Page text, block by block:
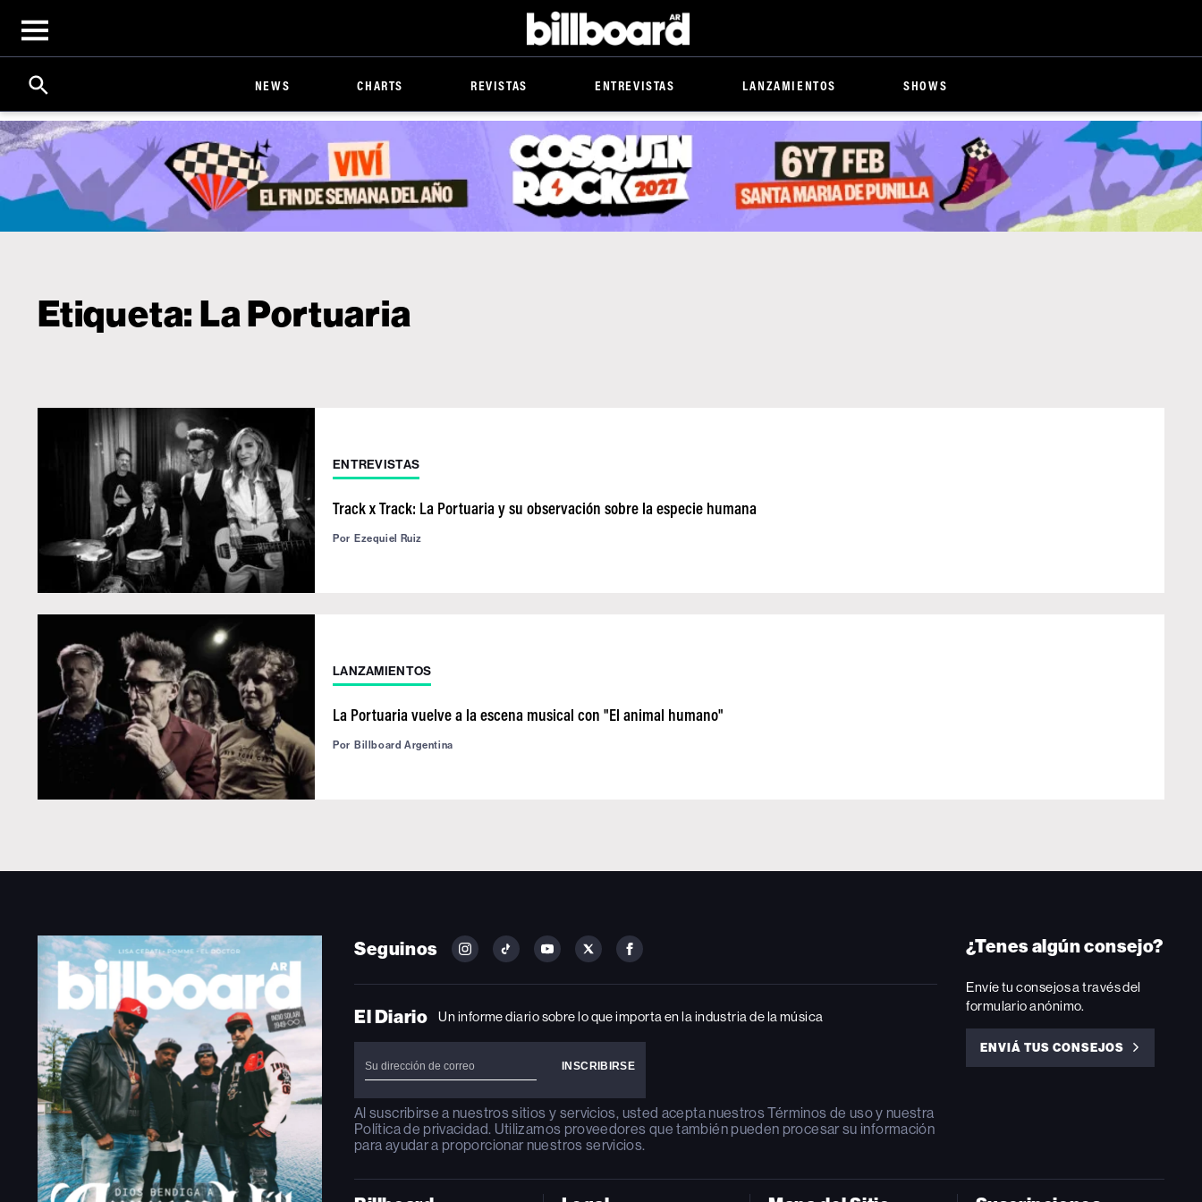
Open
menu
Billboard
Search
Click
Expand
Search
Input
NEWS CHARTS REVISTAS ENTREVISTAS LANZAMIENTOS SHOWS
Etiqueta: La Portuaria
ENTREVISTAS
Track x Track: La Portuaria y su observación sobre la especie humana
Por Ezequiel Ruiz
LANZAMIENTOS
La Portuaria vuelve a la escena musical con "El animal humano"
Por Billboard Argentina
Seguinos
FOLLOW
ON
FOLLOW
ON
FOLLOW
ON
FOLLOW
ON
FOLLOW
ON
El Diario Un informe diario sobre lo que importa en la industria de la música
Al suscribirse a nuestros sitios y servicios, usted acepta nuestrosTérminos de usoy nuestra
Política de privacidad. Utilizamos proveedores que también pueden procesar su información
para ayudar a proporcionar nuestros servicios.
¿Tenes algún consejo?
Envíe tu consejos a través del
formulario anónimo.
ENVIÁ TUS CONSEJOS
ENVIÁ
TUS